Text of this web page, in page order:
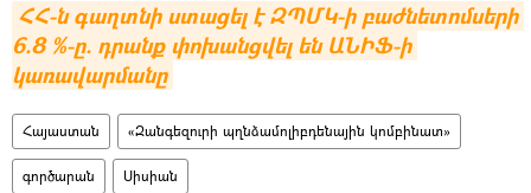
ՀՀ-ն գաղտնի ստացել է ԶՊՄԿ-ի բաժնետոմսերի
6.8 %-ը. դրանք փոխանցվել են ԱՆԻՖ-ի
կառավարմանը
Հայաստան «Զանգեզուրի պղնձամոլիբդենային կոմբինատ»
գործարան Սիսիան